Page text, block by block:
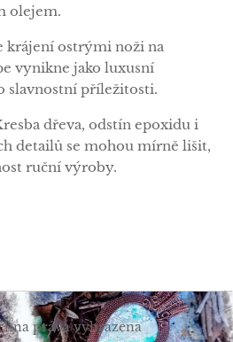
olejem.
krájení ostrými noži na
vynikne jako luxusní
slavnostní příležitosti.
dřeva, odstín epoxidu i
detailů se mohou mírně lišit,
ruční výroby.
práva vyhrazena